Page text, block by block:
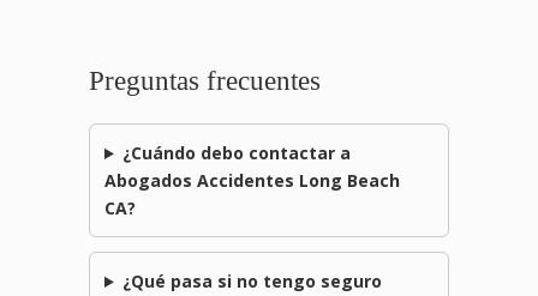
Preguntas frecuentes
¿Cuándo debo contactar a
Abogados Accidentes Long Beach
CA?
¿Qué pasa si no tengo seguro